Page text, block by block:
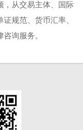
，从交易主体、国际
规范、货币汇率、
询服务。